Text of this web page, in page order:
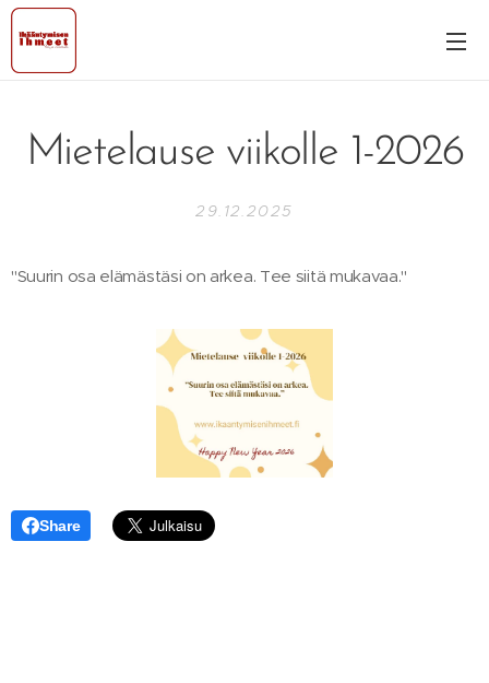
Mietelause viikolle 1-2026
29.12.2025
"Suurin osa elämästäsi on arkea. Tee siitä mukavaa."
Share